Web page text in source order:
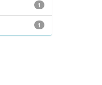
1
1